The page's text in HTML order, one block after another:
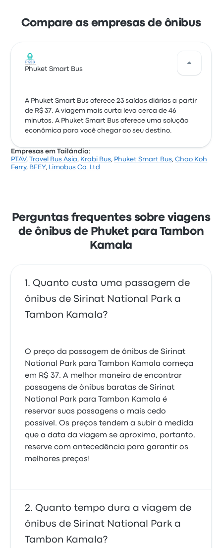
Compare as empresas de ônibus
Phuket Smart Bus
A Phuket Smart Bus oferece 23 saídas diárias a partir
de R$ 37. A viagem mais curta leva cerca de 46
minutos. A Phuket Smart Bus oferece uma solução
econômica para você chegar ao seu destino.
Empresas em Tailândia:
PTAV,Travel Bus Asia, Krabi Bus, Phuket Smart Bus,Chao Koh
Ferry, BFEY, Limobus Co. Ltd
Perguntas frequentes sobre viagens
de ônibus de Phuket para Tambon
Kamala
Quanto custa uma passagem de
ônibus de Sirinat National Park a
Tambon Kamala?
O preço da passagem de ônibus de Sirinat
National Park para Tambon Kamala começa
em R$ 37. A melhor maneira de encontrar
passagens de ônibus baratas de Sirinat
National Park para Tambon Kamala é
reservar suas passagens o mais cedo
possível. Os preços tendem a subir à medida
que a data da viagem se aproxima, portanto,
reserve com antecedência para garantir os
melhores preços!
Quanto tempo dura a viagem de
ônibus de Sirinat National Park a
Tambon Kamala?